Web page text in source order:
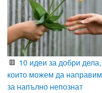
10 идеи за добри дела,
които можем да направим
за напълно непознат